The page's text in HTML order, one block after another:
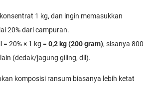
1 kg, dan ingin memasukkan
20% dari campuran.
20% × 1 kg = 0,2 kg (200 gram), sisanya 800
(dedak/jagung giling, dll).
komposisi ransum biasanya lebih ketat